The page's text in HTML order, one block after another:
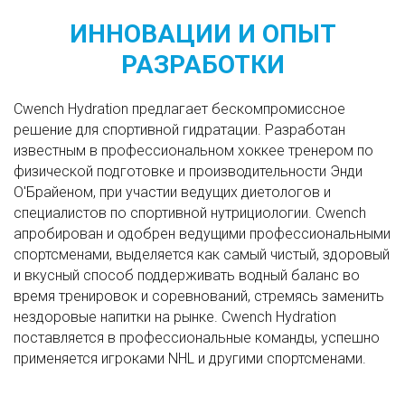
ИННОВАЦИИ И ОПЫТ
РАЗРАБОТКИ
Cwench Hydration предлагает бескомпромиссное
решение для спортивной гидратации. Разработан
известным в профессиональном хоккее тренером по
физической подготовке и производительности Энди
О'Брайеном, при участии ведущих диетологов и
специалистов по спортивной нутрициологии. Cwench
апробирован и одобрен ведущими профессиональными
спортсменами, выделяется как самый чистый, здоровый
и вкусный способ поддерживать водный баланс во
время тренировок и соревнований, стремясь заменить
нездоровые напитки на рынке. Cwench Hydration
поставляется в профессиональные команды, успешно
применяется игроками NHL и другими спортсменами.